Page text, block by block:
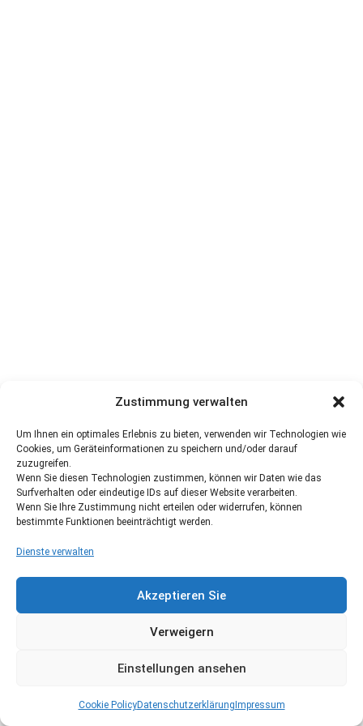
Zustimmung verwalten
Um Ihnen ein optimales Erlebnis zu bieten, verwenden wir Technologien wie
Cookies, um Geräteinformationen zu speichern und/oder darauf
zuzugreifen.
Wenn Sie diesen Technologien zustimmen, können wir Daten wie das
Surfverhalten oder eindeutige IDs auf dieser Website verarbeiten.
Wenn Sie Ihre Zustimmung nicht erteilen oder widerrufen, können
bestimmte Funktionen beeinträchtigt werden.
Dienste verwalten
Akzeptieren Sie
Verweigern
Einstellungen ansehen
Cookie PolicyDatenschutzerklärung Impressum